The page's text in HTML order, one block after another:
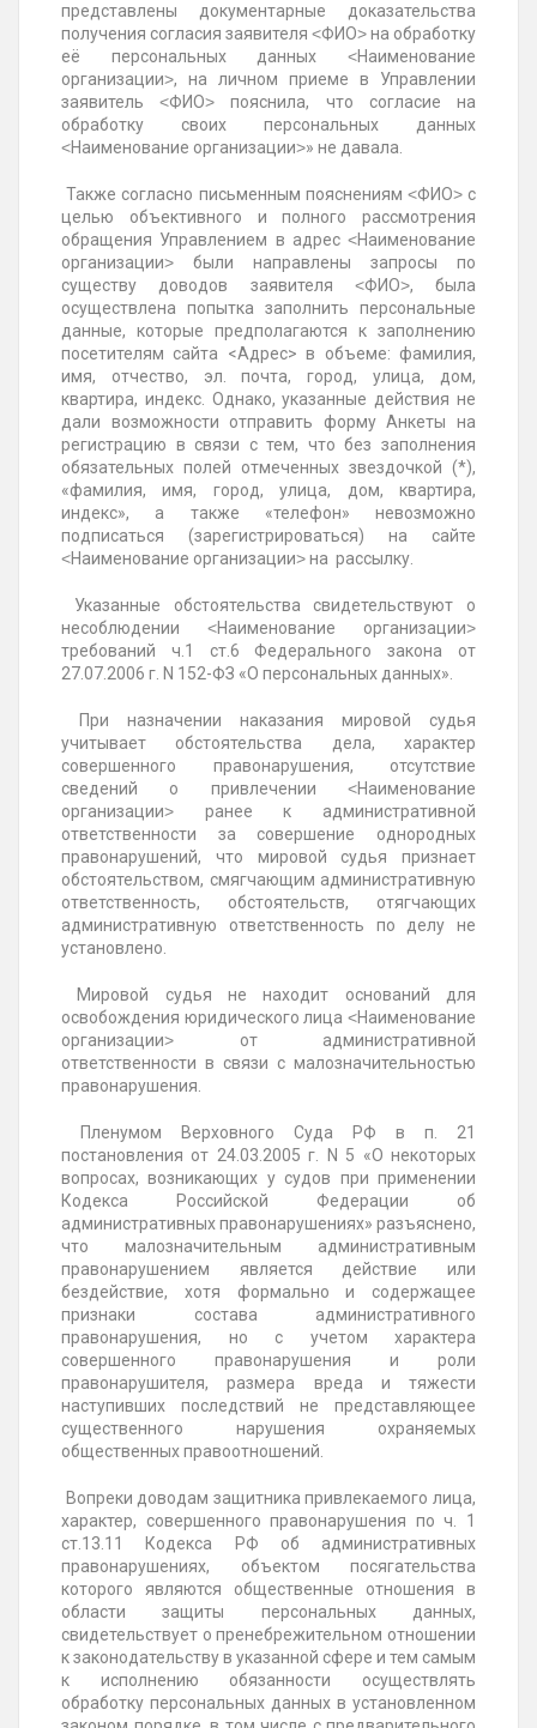
представлены документарные доказательства
получения согласия заявителя ˂ФИО˃ на обработку
её персональных данных ˂Наименование
организации˃, на личном приеме в Управлении
заявитель ˂ФИО˃ пояснила, что согласие на
обработку своих персональных данных
˂Наименование организации˃» не давала.
Также согласно письменным пояснениям ˂ФИО˃ с
целью объективного и полного рассмотрения
обращения Управлением в адрес ˂Наименование
организации˃ были направлены запросы по
существу доводов заявителя ˂ФИО˃, была
осуществлена попытка заполнить персональные
данные, которые предполагаются к заполнению
посетителям сайта <Адрес> в объеме: фамилия,
имя, отчество, эл. почта, город, улица, дом,
квартира, индекс. Однако, указанные действия не
дали возможности отправить форму Анкеты на
регистрацию в связи с тем, что без заполнения
обязательных полей отмеченных звездочкой (*),
«фамилия, имя, город, улица, дом, квартира,
индекс», а также «телефон» невозможно
подписаться (зарегистрироваться) на сайте
˂Наименование организации˃ на рассылку.
Указанные обстоятельства свидетельствуют о
несоблюдении ˂Наименование организации˃
требований ч.1 ст.6 Федерального закона от
27.07.2006 г. N 152-ФЗ «О персональных данных».
При назначении наказания мировой судья
учитывает обстоятельства дела, характер
совершенного правонарушения, отсутствие
сведений о привлечении ˂Наименование
организации˃ ранее к административной
ответственности за совершение однородных
правонарушений, что мировой судья признает
обстоятельством, смягчающим административную
ответственность, обстоятельств, отягчающих
административную ответственность по делу не
установлено.
Мировой судья не находит оснований для
освобождения юридического лица ˂Наименование
организации˃ от административной
ответственности в связи с малозначительностью
правонарушения.
Пленумом Верховного Суда РФ в п. 21
постановления от 24.03.2005 г. N 5 «О некоторых
вопросах, возникающих у судов при применении
Кодекса Российской Федерации об
административных правонарушениях» разъяснено,
что малозначительным административным
правонарушением является действие или
бездействие, хотя формально и содержащее
признаки состава административного
правонарушения, но с учетом характера
совершенного правонарушения и роли
правонарушителя, размера вреда и тяжести
наступивших последствий не представляющее
существенного нарушения охраняемых
общественных правоотношений.
Вопреки доводам защитника привлекаемого лица,
характер, совершенного правонарушения по ч. 1
ст.13.11 Кодекса РФ об административных
правонарушениях, объектом посягательства
которого являются общественные отношения в
области защиты персональных данных,
свидетельствует о пренебрежительном отношении
к законодательству в указанной сфере и тем самым
к исполнению обязанности осуществлять
обработку персональных данных в установленном